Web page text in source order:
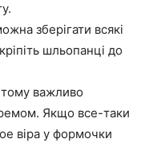
зберігати всякі
шльопанці до
тому важливо
Якщо все-таки
віра у формочки